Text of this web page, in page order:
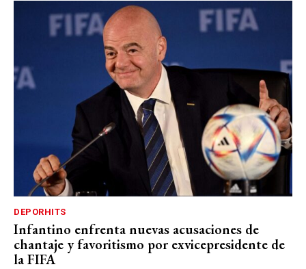
DEPORHITS
Infantino enfrenta nuevas acusaciones de
chantaje y favoritismo por exvicepresidente de
la FIFA